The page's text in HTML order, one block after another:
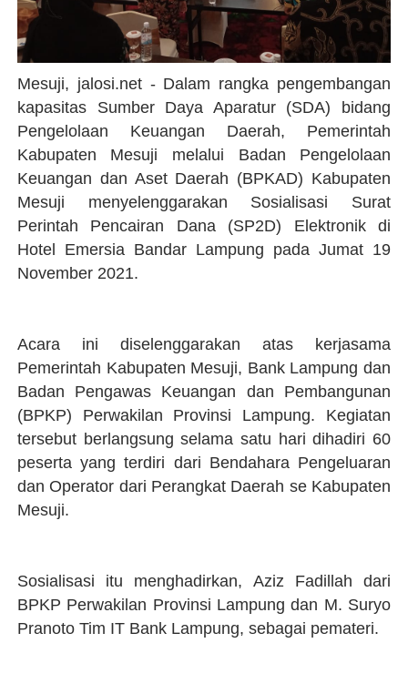
Mesuji, jalosi.net - Dalam rangka pengembangan
kapasitas Sumber Daya Aparatur (SDA) bidang
Pengelolaan Keuangan Daerah, Pemerintah
Kabupaten Mesuji melalui Badan Pengelolaan
Keuangan dan Aset Daerah (BPKAD) Kabupaten
Mesuji menyelenggarakan Sosialisasi Surat
Perintah Pencairan Dana (SP2D) Elektronik di
Hotel Emersia Bandar Lampung pada Jumat 19
November 2021.
Acara ini diselenggarakan atas kerjasama
Pemerintah Kabupaten Mesuji, Bank Lampung dan
Badan Pengawas Keuangan dan Pembangunan
(BPKP) Perwakilan Provinsi Lampung. Kegiatan
tersebut berlangsung selama satu hari dihadiri 60
peserta yang terdiri dari Bendahara Pengeluaran
dan Operator dari Perangkat Daerah se Kabupaten
Mesuji.
Sosialisasi itu menghadirkan, Aziz Fadillah dari
BPKP Perwakilan Provinsi Lampung dan M. Suryo
Pranoto Tim IT Bank Lampung, sebagai pemateri.